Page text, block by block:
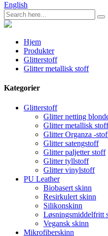
English
Hjem
Produkter
Glitterstoff
Glitter metallisk stoff
Kategorier
Glitterstoff
Glitter netting
Glitter metallisk stoff
Glitter Organza -
Glitter satengstoff
Glitter paljetter stoff
Glitter tyllstoff
Glitter vinylstoff
PU Leather
Biobasert skinn
Resirkulert skinn
Silikonskinn
Løsningsmiddelfritt
Vegansk skinn
Mikrofiberskinn